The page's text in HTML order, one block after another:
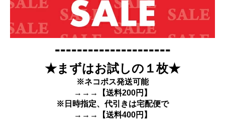
---------------------
★まずはお試しの１枚★
※ネコポス発送可能
→→→【送料200円】
※日時指定、代引きは宅配便で
→→→【送料400円】